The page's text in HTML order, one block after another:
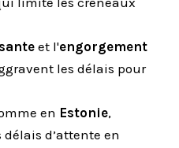
et l'engorgement
les délais pour
en Estonie,
d’attente en